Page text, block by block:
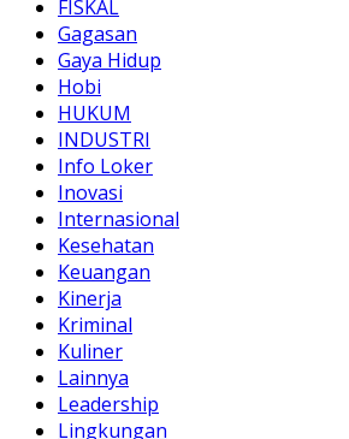
FISKAL
Gagasan
Gaya Hidup
Hobi
HUKUM
INDUSTRI
Info Loker
Inovasi
Internasional
Kesehatan
Keuangan
Kinerja
Kriminal
Kuliner
Lainnya
Leadership
Lingkungan